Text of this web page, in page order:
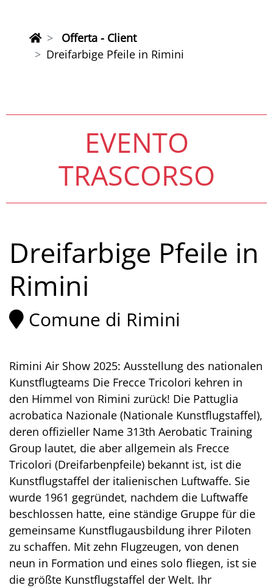
Offerta - Client
Dreifarbige Pfeile in Rimini
EVENTO
TRASCORSO
Dreifarbige Pfeile in
Rimini
Comune di Rimini
Rimini Air Show 2025: Ausstellung des nationalen
Kunstflugteams Die Frecce Tricolori kehren in
den Himmel von Rimini zurück! Die Pattuglia
acrobatica Nazionale (Nationale Kunstflugstaffel),
deren offizieller Name 313th Aerobatic Training
Group lautet, die aber allgemein als Frecce
Tricolori (Dreifarbenpfeile) bekannt ist, ist die
Kunstflugstaffel der italienischen Luftwaffe. Sie
wurde 1961 gegründet, nachdem die Luftwaffe
beschlossen hatte, eine ständige Gruppe für die
gemeinsame Kunstflugausbildung ihrer Piloten
zu schaffen. Mit zehn Flugzeugen, von denen
neun in Formation und eines solo fliegen, ist sie
die größte Kunstflugstaffel der Welt. Ihr